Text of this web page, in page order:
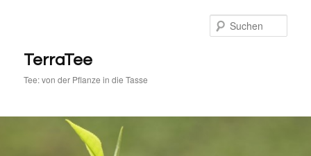
springen
springen
TerraTee
Tee: von der Pflanze in die Tasse